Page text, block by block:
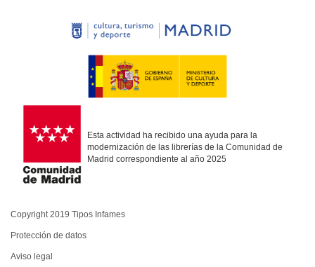
Esta actividad ha recibido una ayuda para la
modernización de las librerías de la Comunidad de
Madrid correspondiente al año 2025
Copyright 2019 Tipos Infames
Protección de datos
Aviso legal